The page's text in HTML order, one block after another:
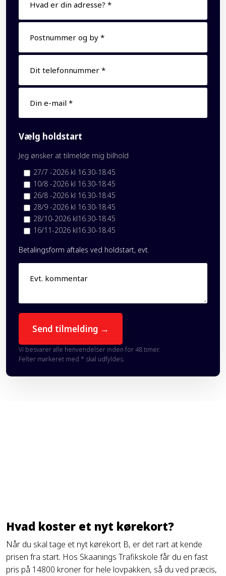
Vælg holdstart
Jeg ønsker at tilmelde mig bilhold
27/7 -2026 kl 16.30-18.45
10/8 -2026 kl 16.30-18.45
26/8 -2026 kl 16.30-18.45
28/9 -2026 kl 16.30-18.45
28/10-2026 kl16.30-18.45
16/11-2026 kl16.30-18.45
Betalingsform aftales ved holdstart, evt.
Vi besvarer alle henvendelser inden for 48 timer.
Felter markeret med * skal udfyldes.​
Hvad koster et nyt kørekort?
Når du skal tage et nyt kørekort B, er det rart at kende
prisen fra start. Hos Skaanings Trafikskole får du en fast
pris på 14800 kroner for hele lovpakken, så du ved præcis,